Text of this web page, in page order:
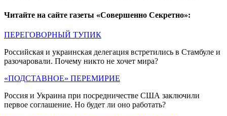
Читайте на сайте газеты «Совершенно Секретно»:
ПЕРЕГОВОРНЫЙ ТУПИК
Российская и украинская делегация встретились в Стамбуле и
разочаровали. Почему никто не хочет мира?
«ПОДСТАВНОЕ» ПЕРЕМИРИЕ
Россия и Украина при посредничестве США заключили
первое соглашение. Но будет ли оно работать?